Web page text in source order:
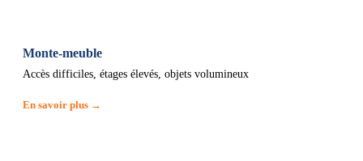
Monte-meuble
Accès difficiles, étages élevés, objets volumineux
En savoir plus →